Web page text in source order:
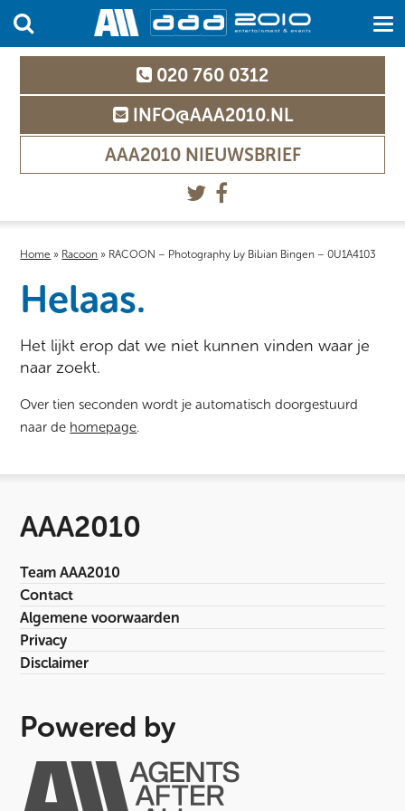
020 760 0312
INFO@AAA2010.NL
AAA2010 NIEUWSBRIEF
Home » Racoon » RACOON – Photography by Bibian Bingen – 0U1A4103
Helaas.
Het lijkt erop dat we niet kunnen vinden waar je
naar zoekt.
Over tien seconden wordt je automatisch doorgestuurd
naar de homepage.
AAA2010
Team AAA2010
Contact
Algemene voorwaarden
Privacy
Disclaimer
Powered by